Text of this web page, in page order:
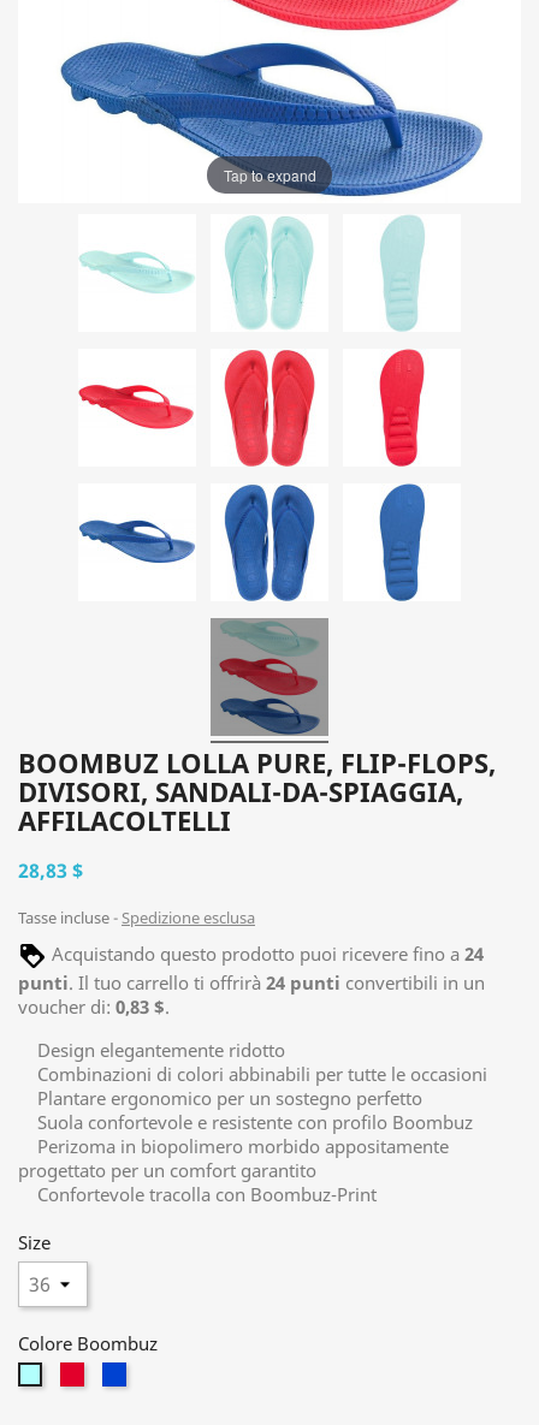
Tap to expand
BOOMBUZ LOLLA PURE, FLIP-FLOPS,
DIVISORI, SANDALI-DA-SPIAGGIA,
AFFILACOLTELLI
28,83 $
Tasse incluse Spedizione esclusa
Acquistando questo prodotto puoi ricevere fino a 24
punti. Il tuo carrello ti offrirà 24 punti convertibili in un
voucher di: 0,83 $.
Design elegantemente ridotto
Combinazioni di colori abbinabili per tutte le occasioni
Plantare ergonomico per un sostegno perfetto
Suola confortevole e resistente con profilo Boombuz
Perizoma in biopolimero morbido appositamente
progettato per un comfort garantito
Confortevole tracolla con Boombuz-Print
Size
Colore Boombuz